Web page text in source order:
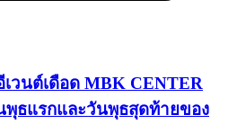
เวนต์เดือด MBK CENTER
ธแรกและวันพุธสุดท้ายของ